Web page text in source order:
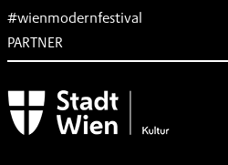
#wienmodernfestival
PARTNER
Subventionsgeber